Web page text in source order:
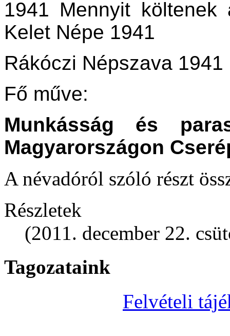
1941 Mennyit költenek
Kelet Népe 1941
Rákóczi Népszava 1941
Fő műve:
Munkásság és
Magyarországon
A névadóról szóló részt
Részletek
(2011. december 22.
Tagozataink
Felvételi